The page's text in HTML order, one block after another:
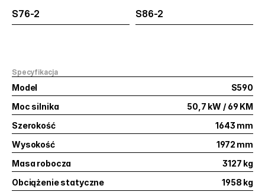
Model
S590
Moc silnika
50,7 kW / 69 KM
Szerokość
1643 mm
Wysokość
1972 mm
Masa robocza
3127 kg
Obciążenie statyczne
1958 kg
Specyfikacja
S76-2 S86-2